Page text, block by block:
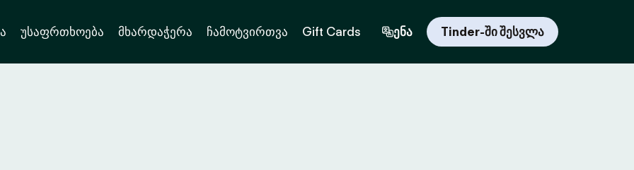
უსაფრთხოება მხარდაჭერა ჩამოტვირთვა Gift Cards ენა Tinder-ში შესვლა